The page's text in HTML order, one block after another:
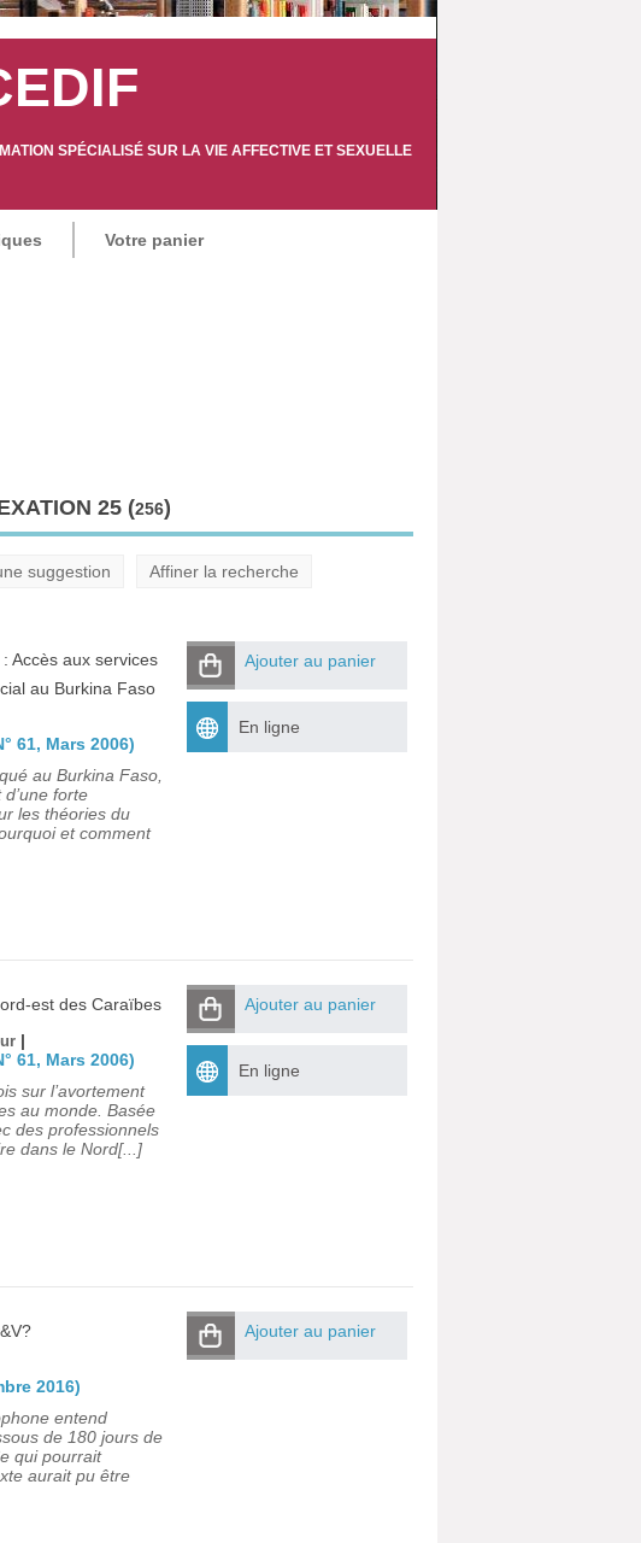
SPÉCIALISÉ SUR LA VIE AFFECTIVE ET SEXUELLE
Votre panier
25 (256)
suggestion Affiner la recherche
Accès aux services
au Burkina Faso
61, Mars 2006)
au Burkina Faso,
forte
les théories du
et comment
Ajouter au panier
En ligne
est des Caraïbes
|
61, Mars 2006)
sur l’avortement
au monde. Basée
des professionnels
dans le Nord[...]
Ajouter au panier
En ligne
2016)
entend
de 180 jours de
qui pourrait
aurait pu être
Ajouter au panier